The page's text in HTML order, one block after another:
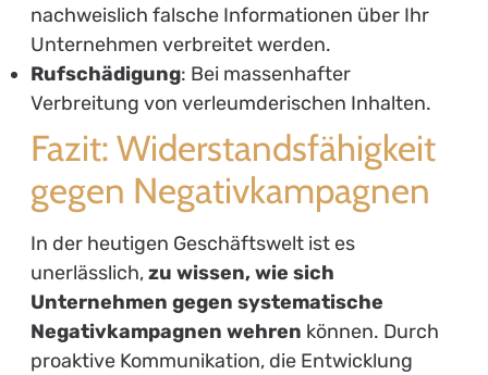
nachweislich falsche Informationen über Ihr
Unternehmen verbreitet werden.
Rufschädigung: Bei massenhafter
Verbreitung von verleumderischen Inhalten.
Fazit: Widerstandsfähigkeit
gegen Negativkampagnen
In der heutigen Geschäftswelt ist es
unerlässlich,zu wissen, wie sich
Unternehmen gegen systematische
Negativkampagnen wehren können. Durch
proaktive Kommunikation, die Entwicklung